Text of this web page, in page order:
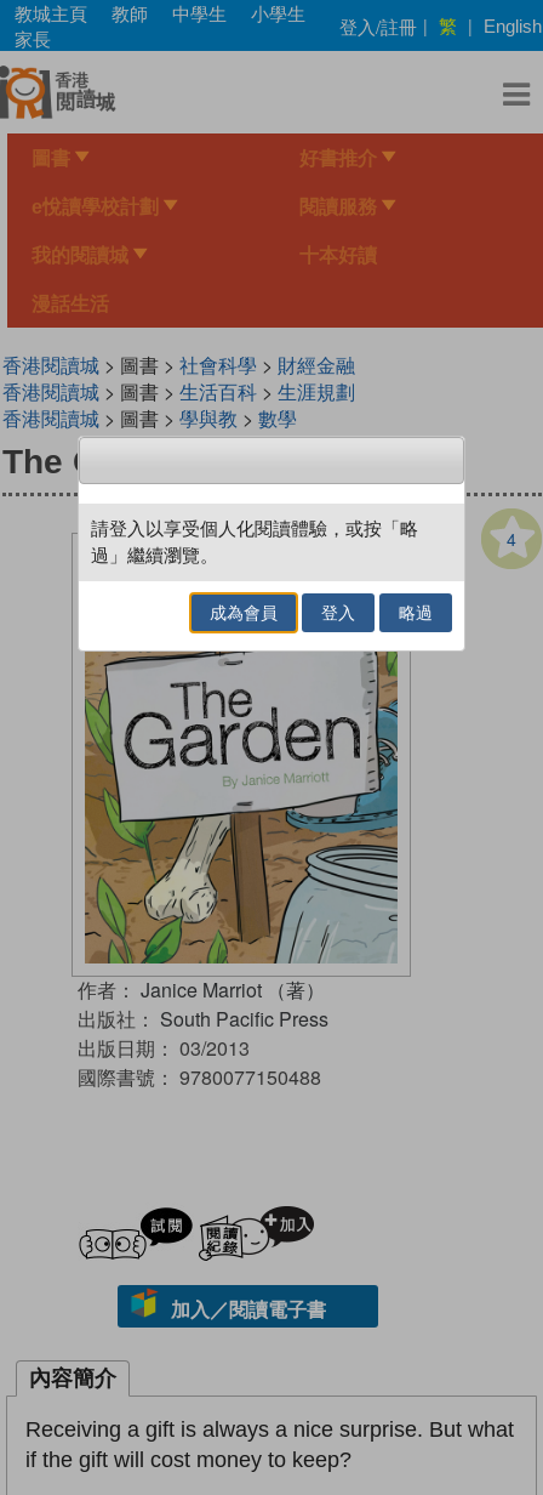
Skip
main
content
教城主頁 教師 中學生
小學生
家長
登入/註冊 | 繁 | English
圖書 好書推介
e悅讀學校計劃 閱讀服務
我的閱讀城 十本好讀
漫話生活
香港閱讀城> 圖書 > 社會科學 > 財經金融
香港閱讀城> 圖書 > 生活百科> 生涯規劃
香港閱讀城> 圖書 > 學與教 > 數學
The Garden
4
作者： Janice Marriot （著）
出版社： South Pacific Press
出版日期： 03/2013
國際書號： 9780077150488
試閲
加入／閱讀電子書
內容簡介
Receiving a gift is always a nice surprise. But what
if the gift will cost money to keep?
請登入以享受個人化閱讀體驗，或按「略
過」繼續瀏覽。
成為會員 登入 略過